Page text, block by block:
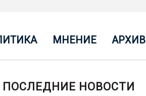
МНЕНИЕ АРХИВ
ПОСЛЕДНИЕ НОВОСТИ